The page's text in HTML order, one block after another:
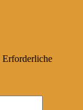
Erforderliche